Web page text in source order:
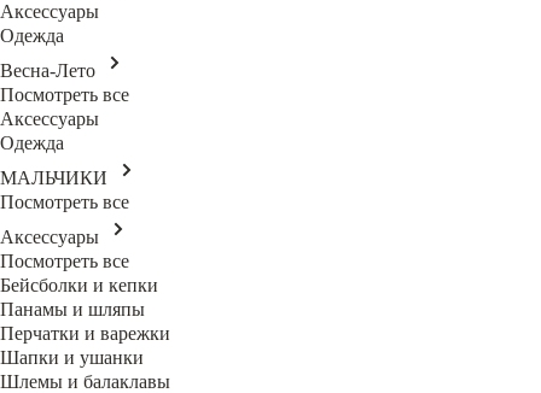
Аксессуары
Одежда
Весна-Лето
Посмотреть все
Аксессуары
Одежда
МАЛЬЧИКИ
Посмотреть все
Аксессуары
Посмотреть все
Бейсболки и кепки
Панамы и шляпы
Перчатки и варежки
Шапки и ушанки
Шлемы и балаклавы